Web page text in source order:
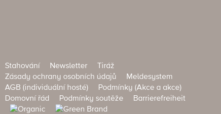
Stahování Newsletter
Tiráž
Zásady ochrany osobních údajů
Meldesystem
AGB (individuální hosté)
Podmínky (Akce a akce)
Domovní řád
Podmínky soutěže Barrierefreiheit